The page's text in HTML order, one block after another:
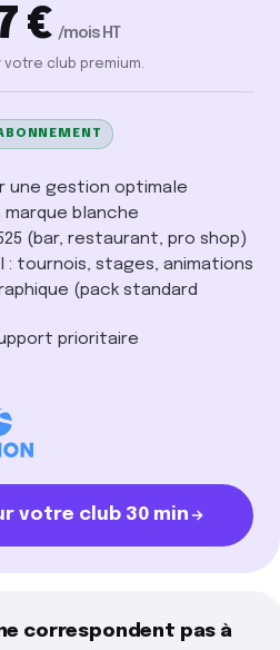
€ /mois HT
votre club premium.
une gestion optimale
blanche
(bar, restaurant, pro shop)
: tournois, stages, animations
(pack standard
prioritaire
votre club 30 min
correspondent pas à